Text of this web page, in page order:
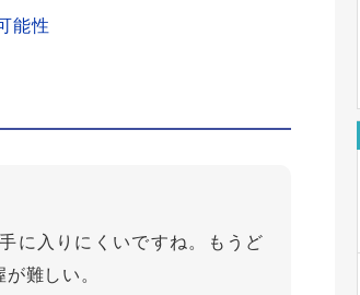
能性
に入りにくいですね。もうど
難しい。